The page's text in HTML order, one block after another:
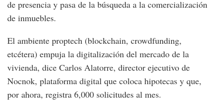
de presencia y pasa de la búsqueda a la comercialización
de inmuebles.
El ambiente proptech (blockchain, crowdfunding,
etcétera) empuja la digitalización del mercado de la
vivienda, dice Carlos Alatorre, director ejecutivo de
Nocnok, plataforma digital que coloca hipotecas y que,
por ahora, registra 6,000 solicitudes al mes.